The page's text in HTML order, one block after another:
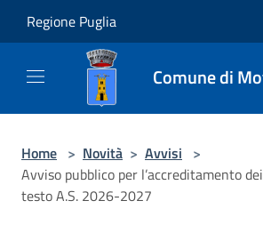
Regione Puglia
Comune di
Home > Novità > Avvisi >
Avviso pubblico per l’accreditamento
testo A.S. 2026-2027